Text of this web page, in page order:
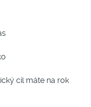
cíl máte na rok